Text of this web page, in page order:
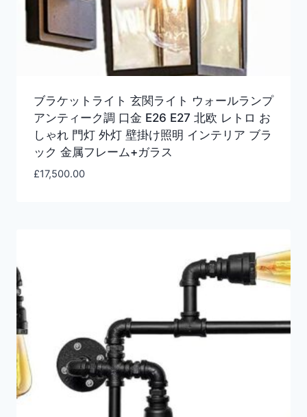
ブラケットライト 玄関ライト ウォールランプ
アンティーク調 口金 E26 E27 北欧 レトロ お
しゃれ 門灯 外灯 壁掛け照明 インテリア ブラ
ック 金属フレーム+ガラス
£17,500.00